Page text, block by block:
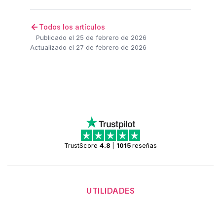
Todos los artículos
Publicado el 25 de febrero de 2026
Actualizado el 27 de febrero de 2026
TrustScore 4.8 1015 reseñas
UTILIDADES